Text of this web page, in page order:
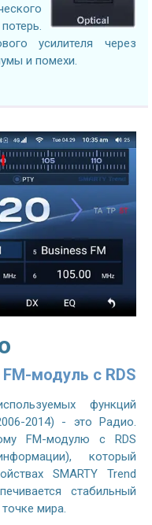
усилителя через
и помехи.
модуль с RDS
функций
2014) - это Радио.
FM-модулю с RDS
который
SMARTY Trend
стабильный
мира.